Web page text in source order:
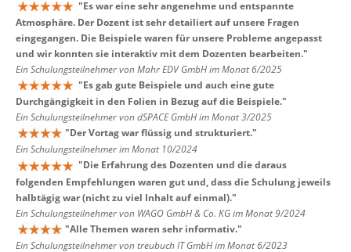
"Es war eine sehr angenehme und entspannte
Atmosphäre. Der Dozent ist sehr detailiert auf unsere Fragen
eingegangen. Die Beispiele waren für unsere Probleme angepasst
und wir konnten sie interaktiv mit dem Dozenten bearbeiten."
Ein Schulungsteilnehmer von Mahr EDV GmbH im Monat 6/2025
"Es gab gute Beispiele und auch eine gute
Durchgängigkeit in den Folien in Bezug auf die Beispiele."
Ein Schulungsteilnehmer von dSPACE GmbH im Monat 3/2025
"Der Vortag war flüssig und strukturiert."
Ein Schulungsteilnehmer im Monat 10/2024
"Die Erfahrung des Dozenten und die daraus
folgenden Empfehlungen waren gut und, dass die Schulung jeweils
halbtägig war (nicht zu viel Inhalt auf einmal)."
Ein Schulungsteilnehmer von WAGO GmbH & Co. KG im Monat 9/2024
"Alle Themen waren sehr informativ."
Ein Schulungsteilnehmer von treubuch IT GmbH im Monat 6/2023